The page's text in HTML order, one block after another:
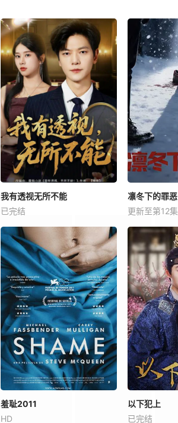
我有透视无所不能
已完结
凛冬下的罪恶
更新至第12集
羞耻2011
HD
以下犯上
已完结